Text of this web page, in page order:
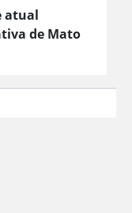
atual
de Mato